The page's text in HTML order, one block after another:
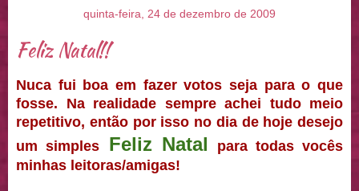
quinta-feira, 24 de dezembro de 2009
Feliz Natal!!
Nuca fui boa em fazer votos seja para o que
fosse. Na realidade sempre achei tudo meio
repetitivo, então por isso no dia de hoje desejo
um simplesFeliz Natal
para todas vocês
minhas leitoras/amigas!